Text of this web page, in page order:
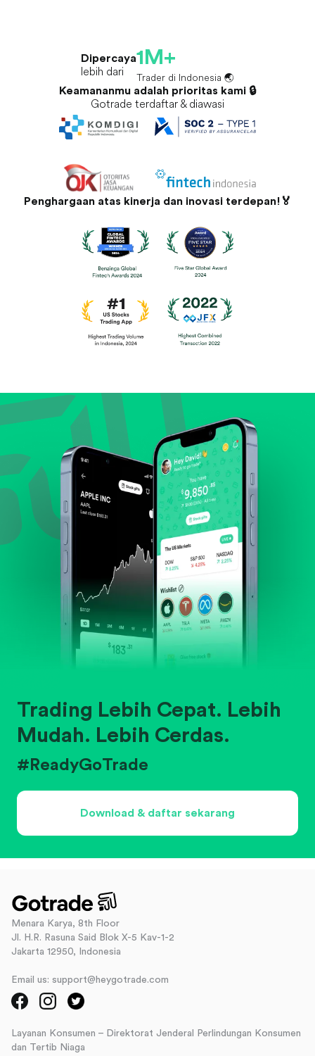
Dipercaya
lebih dari
1M+
Trader di Indonesia 🌏
Keamananmu adalah prioritas kami 🔒
Gotrade terdaftar & diawasi
Penghargaan atas kinerja dan inovasi terdepan!🏅
Trading Lebih Cepat. Lebih
Mudah. Lebih Cerdas.
#ReadyGoTrade
Download & daftar sekarang
Menara Karya, 8th Floor
Jl. H.R. Rasuna Said Blok X-5 Kav-1-2
Jakarta 12950, Indonesia
Email us: support@heygotrade.com
Layanan Konsumen – Direktorat Jenderal Perlindungan Konsumen
dan Tertib Niaga